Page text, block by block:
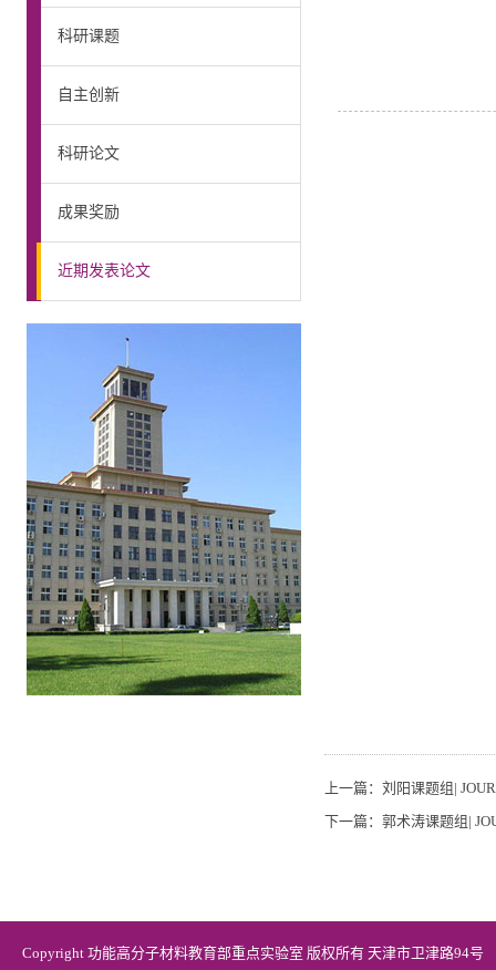
科研课题
自主创新
科研论文
成果奖励
近期发表论文
上一篇： 刘阳课题组|
下一篇： 郭术涛课题组|
Copyright 功能高分子材料教育部重点实验室 版权所有 天津市卫津路94号